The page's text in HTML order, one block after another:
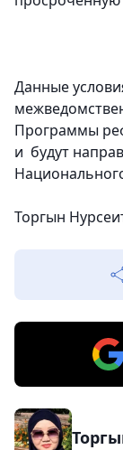
Данные
Программы
и будут
Торгын